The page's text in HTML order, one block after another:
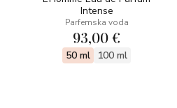
Intense
Parfemska voda
93,00 €
50 ml 100 ml